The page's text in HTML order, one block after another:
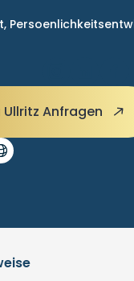
Ullritz Anfragen